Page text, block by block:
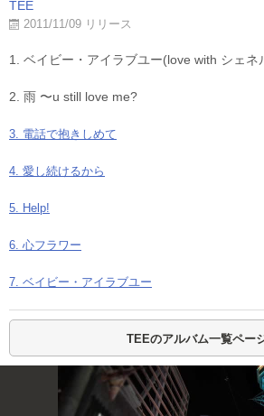
TEE
2011/11/09 リリース
1. ベイビー・アイラブユー(love with シェネ
2. 雨 〜u still love me?
3. 電話で抱きしめて
4. 愛し続けるから
5. Help!
6. 心フラワー
7. ベイビー・アイラブユー
TEEのアルバム一覧ペー